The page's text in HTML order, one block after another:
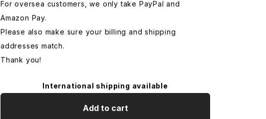
For oversea customers, we only take PayPal and
Amazon Pay.
Please also make sure your billing and shipping
addresses match.
Thank you!
International shipping available
Add to cart